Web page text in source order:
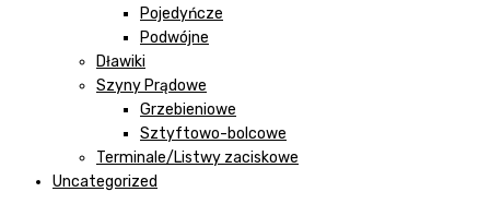
Pojedyńcze
Podwójne
Dławiki
Szyny Prądowe
Grzebieniowe
Sztyftowo-bolcowe
Terminale/Listwy zaciskowe
Uncategorized